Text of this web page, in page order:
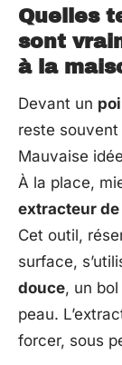
Quelles
sont
à la
Devant un
reste
Mauvaise
À la place,
extracteur
Cet outil,
surface,
douce, un
peau.
forcer, sous